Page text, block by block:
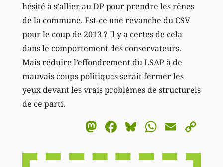
hésité à s’allier au DP pour prendre les rênes
de la commune. Est-ce une revanche du CSV
pour le coup de 2013 ? Il y a certes de cela
dans le comportement des conservateurs.
Mais réduire l’effondrement du LSAP à de
mauvais coups politiques serait fermer les
yeux devant les vrais problèmes de structurels
de ce parti.
Mastodon
Facebook
BlueskyEmail